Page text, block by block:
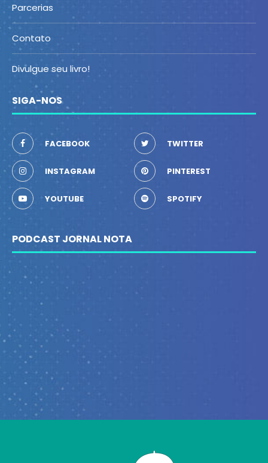
Parcerias
Contato
Divulgue seu livro!
SIGA-NOS
FACEBOOK TWITTER
INSTAGRAM PINTEREST
YOUTUBE SPOTIFY
PODCAST JORNAL NOTA